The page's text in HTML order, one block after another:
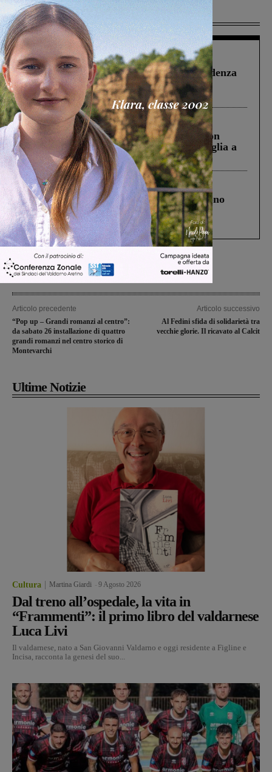
Più lette
Figline Incisa Valdarno 1 Agosto 2026
Piscina di Figline finanziata oltre la scadenza
Pnrr, il gruppo di Fratelli d’Italia: “Un
ringraziamento al Governo”
Cronaca 3 Agosto 2026
Scomparso da una struttura di Castiglion
Fiorentino l’uomo che aveva ucciso la figlia a
Levane nel 2020
Cronaca 4 Agosto 2026
Un anno fa la strage in A1 in cui morirono
Gianni, Giulia e Franco. Lo schianto, il
processo, lo stop ai sorpassi fra tir....
Articolo precedente
“Pop up – Grandi romanzi al centro”:
da sabato 26 installazione di quattro
grandi romanzi nel centro storico di
Montevarchi
Articolo successivo
Al Fedini sfida di solidarietà tra
vecchie glorie. Il ricavato al Calcit
Ultime Notizie
Cultura Martina Giardi 9 Agosto 2026
Dal treno all’ospedale, la vita in
“Frammenti”: il primo libro del valdarnese
Luca Livi
Il valdarnese, nato a San Giovanni Valdarno e oggi residente a Figline e
Incisa, racconta la genesi del suo...